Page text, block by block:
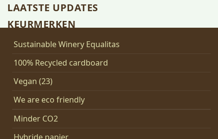
LAATSTE UPDATES
KEURMERKEN
Sustainable Winery Equalitas
100% Recycled cardboard
Vegan (23)
We are eco friendly
Minder CO2